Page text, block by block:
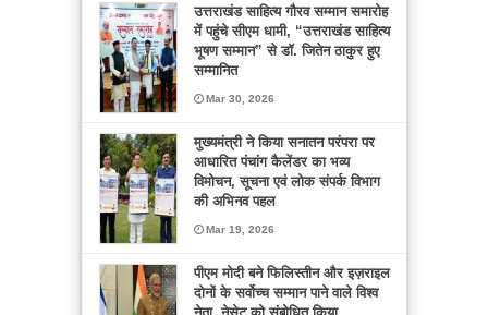
उत्तराखंड साहित्य गौरव सम्मान समारोह
में पहुंचे सीएम धामी, “उत्तराखंड साहित्य
भूषण सम्मान” से डॉ. जितेन ठाकुर हुए
सम्मानित
Mar 30, 2026
मुख्यमंत्री ने किया सनातन परंपरा पर
आधारित पंचांग कैलेंडर का भव्य
विमोचन, सूचना एवं लोक संपर्क विभाग
की अभिनव पहल
Mar 19, 2026
पीएम मोदी बने फिलिस्तीन और इज़राइल
दोनों के सर्वोच्च सम्मान पाने वाले विश्व